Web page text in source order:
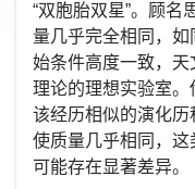
“双胞胎双星”。顾名
量几乎完全相同，如
始条件高度一致，
理论的理想实验室
该经历相似的演化
使质量几乎相同，
可能存在显著差异。